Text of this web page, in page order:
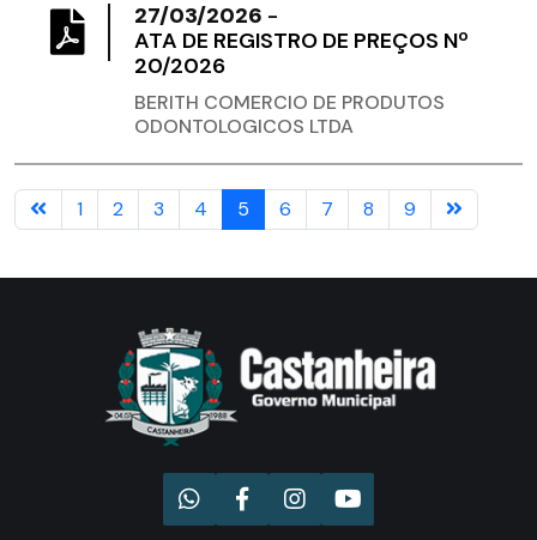
27/03/2026 -
ATA DE REGISTRO DE PREÇOS Nº
20/2026
BERITH COMERCIO DE PRODUTOS
ODONTOLOGICOS LTDA
1 2 3 4 5 6 7 8 9